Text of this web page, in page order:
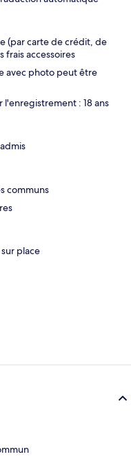
(par carte de crédit, de
frais accessoires
avec photo peut être
: 18 ans
communs
place